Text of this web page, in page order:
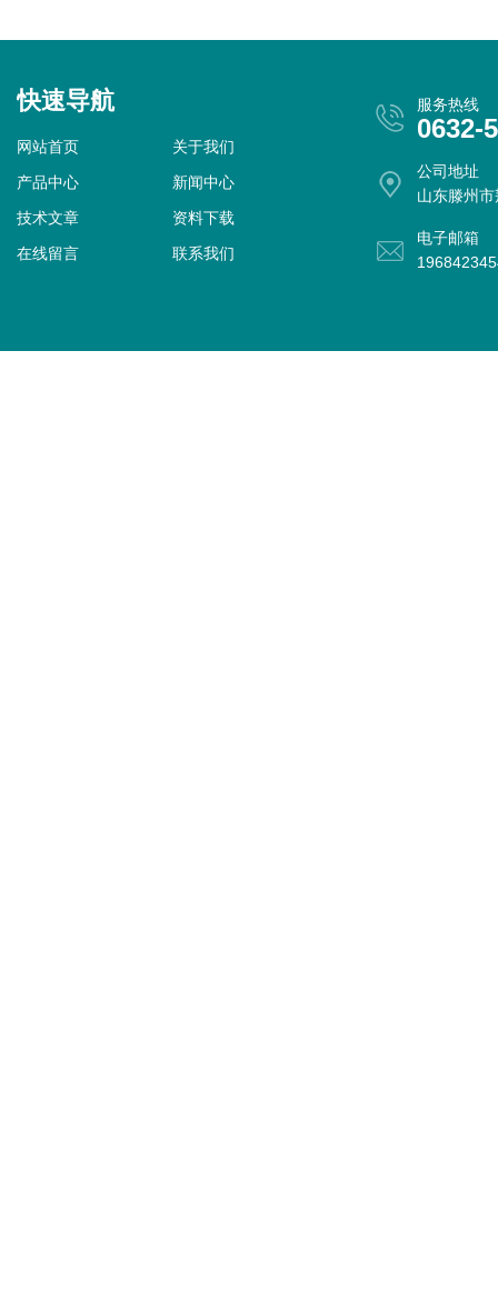
快速导航
网站首页
关于我们
产品中心
新闻中心
技术文章
资料下载
在线留言
联系我们
服务热线
0632-
公司地址
山东滕州
电子邮箱